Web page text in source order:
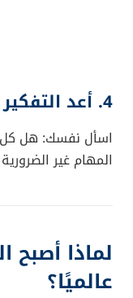
4. أعد التفكير في أولوياتك
اسأل نفسك: هل كل
المهام غير
لماذا أصبح
عالميًا؟